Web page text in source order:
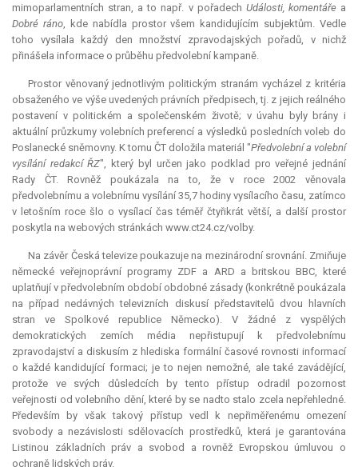
mimoparlamentních stran, a to např. v pořadech Události, komentářea
Dobré ráno, kde nabídla prostor všem kandidujícím subjektům. Vedle
toho vysílala každý den množství zpravodajských pořadů, v nichž
přinášela informace o průběhu předvolební kampaně.
Prostor věnovaný jednotlivým politickým stranám vycházel z kritéria
obsaženého ve výše uvedených právních předpisech, tj. z jejich reálného
postavení v politickém a společenském životě; v úvahu byly brány i
aktuální průzkumy volebních preferencí a výsledků posledních voleb do
Poslanecké sněmovny. K tomu ČT doložila materiál "Předvolební a volební
vysílání redakcí ŘZ", který byl určen jako podklad pro veřejné jednání
Rady ČT. Rovněž poukázala na to, že v roce 2002 věnovala
předvolebnímu a volebnímu vysílání 35,7 hodiny vysílacího času, zatímco
v letošním roce šlo o vysílací čas téměř čtyřikrát větší, a další prostor
poskytla na webových stránkách www.ct24.cz/volby.
Na závěr Česká televize poukazuje na mezinárodní srovnání. Zmiňuje
německé veřejnoprávní programy ZDF a ARD a britskou BBC, které
uplatňují v předvolebním období obdobné zásady (konkrétně poukázala
na případ nedávných televizních diskusí představitelů dvou hlavních
stran ve Spolkové republice Německo). V žádné z vyspělých
demokratických zemích média nepřistupují k předvolebnímu
zpravodajství a diskusím z hlediska formální časové rovnosti informací
o každé kandidující formaci; je to nejen nemožné, ale také zavádějící,
protože ve svých důsledcích by tento přístup odradil pozornost
veřejnosti od volebního dění, které by se nadto stalo zcela nepřehledné.
Především by však takový přístup vedl k nepřiměřenému omezení
svobody a nezávislosti sdělovacích prostředků, která je garantována
Listinou základních práv a svobod a rovněž Evropskou úmluvou o
ochraně lidských práv.